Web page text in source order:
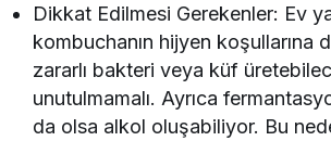
Dikkat Edilmesi Gerekenler: Ev
kombuchanın hijyen koşullarına
zararlı bakteri veya küf
unutulmamalı. Ayrıca
da olsa alkol oluşabiliyor. Bu